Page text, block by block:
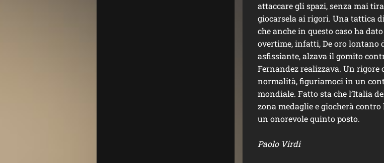
attaccare gli spazi, senza mai
giocarsela ai rigori. Una tattica
che anche in questo caso ha
overtime, infatti, De oro lontano
asfissiante, alzava il gomito
Fernandez realizzava. Un
normalità, figuriamoci in un
mondiale. Fatto sta che l’Italia
zona medaglie e giocherà
un onorevole quinto posto.
Paolo Virdi